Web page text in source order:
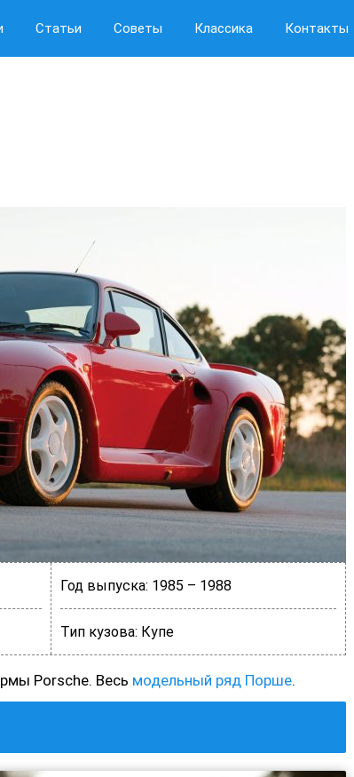
Статьи Советы Классика Контакты
Год выпуска: 1985 – 1988
Тип кузова: Купе
Porsche. Весь модельный ряд Порше.